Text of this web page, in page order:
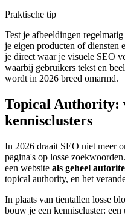
Praktische tip
Test je afbeeldingen
je eigen producten of
je direct waar je visuele SEO
waarbij gebruikers tekst en
wordt in 2026 breed omarmd.
Topical Authority:
kennisclusters
In 2026 draait SEO niet meer
pagina's op losse
een website als geheel
topical authority, en het
In plaats van tientallen losse
bouw je een kenniscluster: